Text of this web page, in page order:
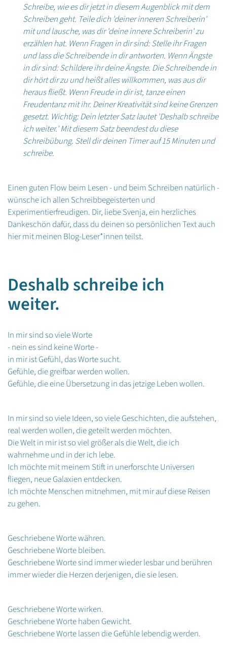
Schreibe, wie es dir jetzt in diesem Augenblick mit dem
Schreiben geht. Teile dich 'deiner inneren Schreiberin'
mit und lausche, was dir 'deine innere Schreiberin' zu
erzählen hat. Wenn Fragen in dir sind: Stelle ihr Fragen
und lass die Schreibende in dir antworten. Wenn Ängste
in dir sind: Schildere ihr deine Ängste. Die Schreibende in
dir hört dir zu und heißt alles willkommen, was aus dir
heraus fließt. Wenn Freude in dir ist, tanze einen
Freudentanz mit ihr. Deiner Kreativität sind keine Grenzen
gesetzt. Wichtig: Dein letzter Satz lautet 'Deshalb schreibe
ich weiter.' Mit diesem Satz beendest du diese
Schreibübung. Stell dir deinen Timer auf 15 Minuten und
schreibe.
Einen guten Flow beim Lesen - und beim Schreiben natürlich -
wünsche ich allen Schreibbegeisterten und
Experimentierfreudigen. Dir, liebe Svenja, ein herzliches
Dankeschön dafür, dass du deinen so persönlichen Text auch
hier mit meinen Blog-Leser*innen teilst.
Deshalb schreibe ich
weiter.
In mir sind so viele Worte
- nein es sind keine Worte -
in mir ist Gefühl, das Worte sucht.
Gefühle, die greifbar werden wollen.
Gefühle, die eine Übersetzung in das jetzige Leben wollen.
In mir sind so viele Ideen, so viele Geschichten, die aufstehen,
real werden wollen, die geteilt werden möchten.
Die Welt in mir ist so viel größer als die Welt, die ich
wahrnehme und in der ich lebe.
Ich möchte mit meinem Stift in unerforschte Universen
fliegen, neue Galaxien entdecken.
Ich möchte Menschen mitnehmen, mit mir auf diese Reisen
zu gehen.
Geschriebene Worte währen.
Geschriebene Worte bleiben.
Geschriebene Worte sind immer wieder lesbar und berühren
immer wieder die Herzen derjenigen, die sie lesen.
Geschriebene Worte wirken.
Geschriebene Worte haben Gewicht.
Geschriebene Worte lassen die Gefühle lebendig werden.